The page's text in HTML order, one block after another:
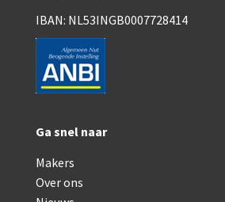
Nachet, ‘plus simple’
Beck & Beck, ‘popular
Bianchi,
Hartnack / Prazmowski
Baker,
IBAN: NL53INGB0007728414
Ga snel naar
Makers
Over ons